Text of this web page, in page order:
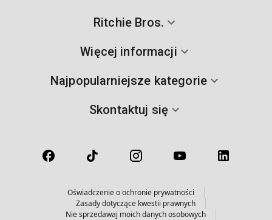
Ritchie Bros.
Więcej informacji
Najpopularniejsze kategorie
Skontaktuj się
Oświadczenie o ochronie prywatności
Zasady dotyczące kwestii prawnych
Nie sprzedawaj moich danych osobowych